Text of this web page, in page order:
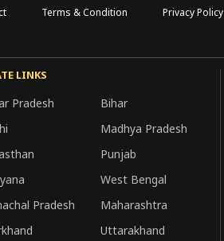
Terms & Condition Privacy Policy
LINKS
Pradesh
Bihar
Madhya Pradesh
Punjab
West Bengal
Pradesh
Maharashtra
Uttarakhand